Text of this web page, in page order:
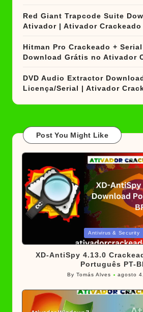
Red Giant Trapcode Suite
Ativador | Ativador Crackeado
Hitman Pro Crackeado +
Download Grátis no Ativador
DVD Audio Extractor
Licença/Serial | Ativador
Post You Might Like
in
Antivirus & Security
XD-AntiSpy 4.13.0
Português PT-
Posted
ByTomás Alves agosto